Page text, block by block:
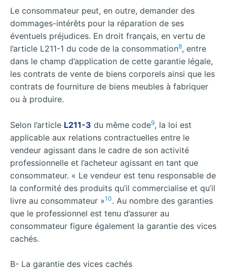
Le consommateur peut, en outre, demander des
dommages-intérêts pour la réparation de ses
éventuels préjudices. En droit français, en vertu de
l’article L211-1 du code de la consommation8, entre
dans le champ d’application de cette garantie légale,
les contrats de vente de biens corporels ainsi que les
contrats de fourniture de biens meubles à fabriquer
ou à produire.
Selon l’article L211-3 du même code9, la loi est
applicable aux relations contractuelles entre le
vendeur agissant dans le cadre de son activité
professionnelle et l’acheteur agissant en tant que
consommateur. « Le vendeur est tenu responsable de
la conformité des produits qu’il commercialise et qu’il
livre au consommateur »10. Au nombre des garanties
que le professionnel est tenu d’assurer au
consommateur figure également la garantie des vices
cachés.
B- La garantie des vices cachés